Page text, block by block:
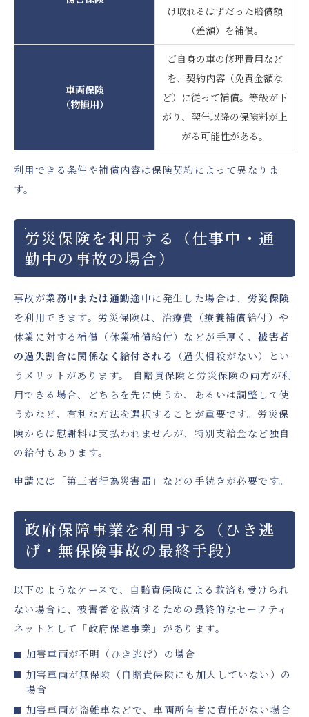
け取れるはずだった賠償額
（差額）を補償。
車両保険
（物損用）
ご自身の車の修理費用など
を、契約内容（免責金額な
ど）に従って補償。等級が下
がり、翌年以降の保険料が上
がる可能性がある。
利用できる条件や補償内容は保険契約によって異なりま
す。
労災保険を利用する（仕事中・通
勤中の事故の場合）
事故が業務中または通勤途中に発生した場合は、 労災保険
を利用できます。労災保険は、治療費（療養補償給付）や
休業に対する補償（休業補償給付）などが手厚く、被害者
の過失割合に関係なく給付される （過失相殺がない）とい
うメリットがあります。 自賠責保険と労災保険の両方が利
用できる場合、どちらを先に使うか、あるいは調整して使
うかなど、有利な方法を選択することが重要です。労災保
険からは慰謝料は支払われませんが、特別支給金など独自
の給付もあります。
申請には「第三者行為災害届」などの手続きが必要です。
政府保障事業を利用する（ひき逃
げ・無保険事故の最終手段）
以下のようなケースで、自賠責保険による救済も受けられ
ない場合に、被害者を救済するための最終的なセーフティ
ネットとして「政府保障事業」があります。
加害車両が不明（ひき逃げ）の場合
加害車両が無保険（自賠責保険にも加入していない）の
場合
加害車両が盗難車などで、車両所有者に責任がない場合